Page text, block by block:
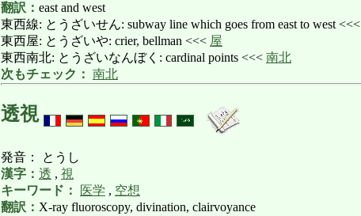
翻訳： east and west
東西線: とうざいせん: subway line which goes from east to west <<<
東西屋: とうざいや: crier, bellman <<< 屋
東西南北: とうざいなんぼく: cardinal points <<< 南北
次もチェック： 南北
透視
発音： とうし
漢字： 透 , 視
キーワード：
医学 , 空想
翻訳： X-ray fluoroscopy, divination, clairvoyance